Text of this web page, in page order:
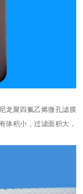
龙聚四氟乙烯微孔滤膜
体积小，过滤面积大，